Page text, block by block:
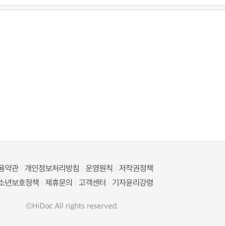
약관 개인정보처리방침 운영원칙
저작권정책
년보호정책
제휴문의 고객센터 기자윤리강령
©HiDoc All rights reserved.